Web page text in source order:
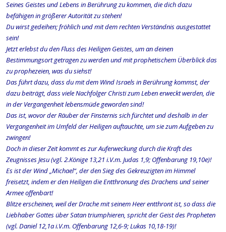
Seines Geistes und Lebens in Berührung zu kommen, die dich dazu
befähigen in größerer Autorität zu stehen!
Du wirst gedeihen; fröhlich und mit dem rechten Verständnis ausgestattet
sein!
Jetzt erlebst du den Fluss des Heiligen Geistes, um an deinen
Bestimmungsort getragen zu werden und mit prophetischem Überblick das
zu prophezeien, was du siehst!
Das führt dazu, dass du mit dem Wind Israels in Berührung kommst, der
dazu beiträgt, dass viele Nachfolger Christi zum Leben erweckt werden, die
in der Vergangenheit lebensmüde geworden sind!
Das ist, wovor der Räuber der Finsternis sich fürchtet und deshalb in der
Vergangenheit im Umfeld der Heiligen auftauchte, um sie zum Aufgeben zu
zwingen!
Doch in dieser Zeit kommt es zur Auferweckung durch die Kraft des
Zeugnisses Jesu (vgl. 2.Könige 13,21 i.V.m. Judas 1,9; Offenbarung 19,10e)!
Es ist der Wind „Michael“, der den Sieg des Gekreuzigten im Himmel
freisetzt, indem er den Heiligen die Entthronung des Drachens und seiner
Armee offenbart!
Blitze erscheinen, weil der Drache mit seinem Heer entthront ist, so dass die
Liebhaber Gottes über Satan triumphieren, spricht der Geist des Propheten
(vgl. Daniel 12,1a i.V.m. Offenbarung 12,6-9; Lukas 10,18-19)!